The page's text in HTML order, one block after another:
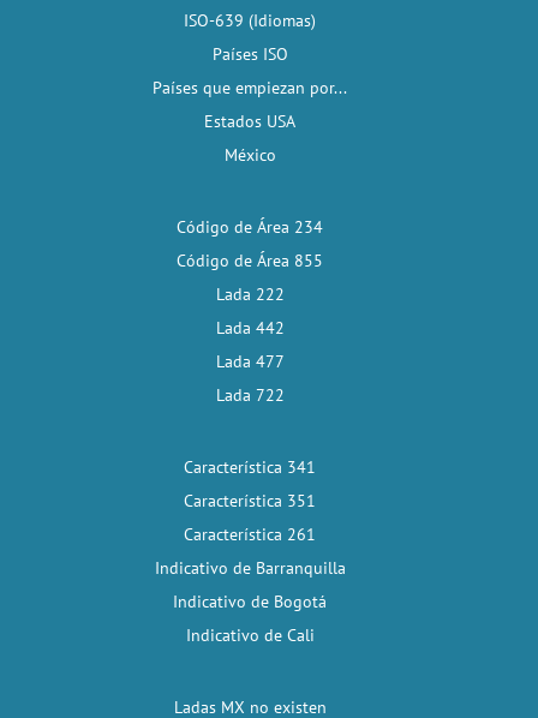
ISO-639 (Idiomas)
Países ISO
Países que empiezan por...
Estados USA
México
Código de Área 234
Código de Área 855
Lada 222
Lada 442
Lada 477
Lada 722
Característica 341
Característica 351
Característica 261
Indicativo de Barranquilla
Indicativo de Bogotá
Indicativo de Cali
Ladas MX no existen